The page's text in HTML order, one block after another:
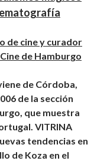
de cine y curador
de Hamburgo
de Córdoba,
de la sección
que muestra
VITRINA
tendencias en
de Koza en el